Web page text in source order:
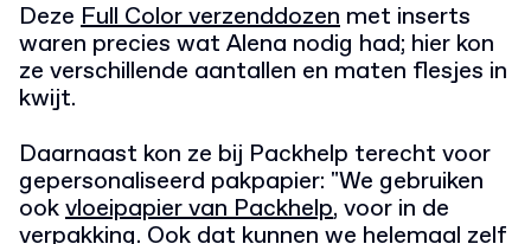
Deze Full Color verzenddozen met inserts
waren precies wat Alena nodig had; hier kon
ze verschillende aantallen en maten flesjes in
kwijt.
Daarnaast kon ze bij Packhelp terecht voor
gepersonaliseerd pakpapier: "We gebruiken
ookvloeipapier van Packhelp, voor in de
verpakking. Ook dat kunnen we helemaal zelf